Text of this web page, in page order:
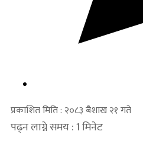
प्रकाशित मिति : २०८३ बैशाख २१ गते
पढ्न लाग्ने समय : 1 मिनेट